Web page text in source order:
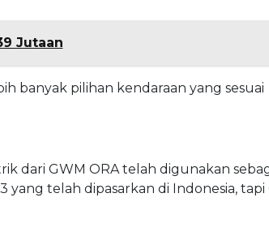
Jutaan
banyak pilihan kendaraan yang sesuai
dari GWM ORA telah digunakan
telah dipasarkan di Indonesia, tapi